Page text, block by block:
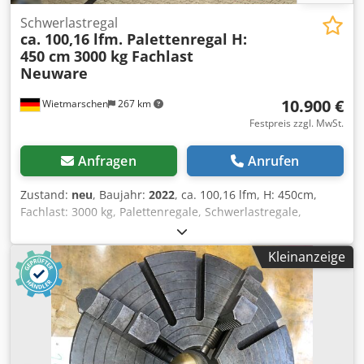
Wietmarschen 267 km
Schwerlastregal
ca. 100,16 lfm. Palettenregal H:
450 cm 3000 kg Fachlast
Neuware
10.900 €
Festpreis zzgl. MwSt.
Anfragen Anrufen
Zustand: neu, Baujahr: 2022, ca. 100,16 lfm, H: 450cm,
Fachlast: 3000 kg, Palettenregale, Schwerlastregale,
Hochregale, Industrieregale, Regale sofort ab Lager
Crodpfjzrvyhjx Abbof Daten : - Höhe : ca. 450 cm - Tiefe :
ca. 110 cm - Länge : ca. 100,16 lfm - Belastung: 3000 kg
Fachlast - Ständer in verzinkt - Traversen 270 x 14 x 5 cm,
T30 - Traversen in orange - Neuware BLT / PR45 - in Europa
hergestellt & nach aktueller Norm DIN EN 15512 geprüft. -
100% Qualität zum besten Preis. Regal besteht aus : - 037 x
Ständer ca. 450 cm x 110 cm, zerlegt. - 144 x Traverse ca.
Kleinanzeige